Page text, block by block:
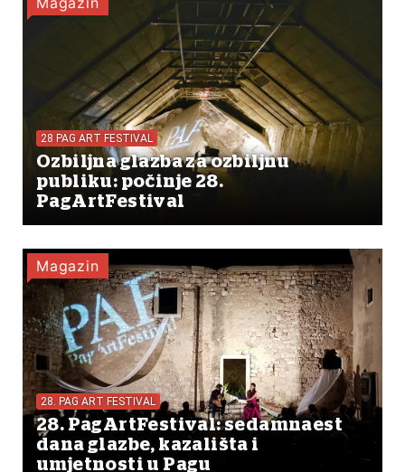
28 PAG ART FESTIVAL
Ozbiljna glazba za ozbiljnu
publiku: počinje 28.
PagArtFestival
Magazin
28. PAG ART FESTIVAL
28. PagArtFestival: sedamnaest
dana glazbe, kazališta i
umjetnosti u Pagu